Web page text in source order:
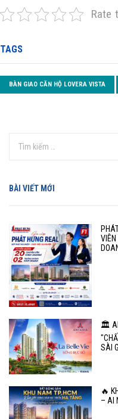
Rate
TAGS
BÀN GIAO CĂN HỘ LOVERA VISTA
BÀI VIẾT MỚI
🏛️
SÀI
🔥
– AI